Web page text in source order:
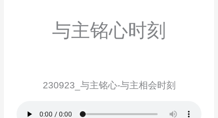
与主铭心时刻
230923_与主铭心-与主相会时刻